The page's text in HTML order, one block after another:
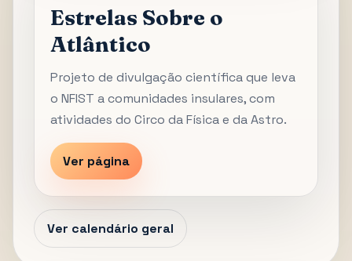
Estrelas Sobre o
Atlântico
Projeto de divulgação científica que leva
o NFIST a comunidades insulares, com
atividades do Circo da Física e da Astro.
Ver página
Ver calendário geral